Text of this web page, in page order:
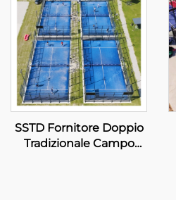
Tecnologia Avanzata per
Club di Padel 001-2
SSTD Fornitore Doppio
Tradizionale Campo